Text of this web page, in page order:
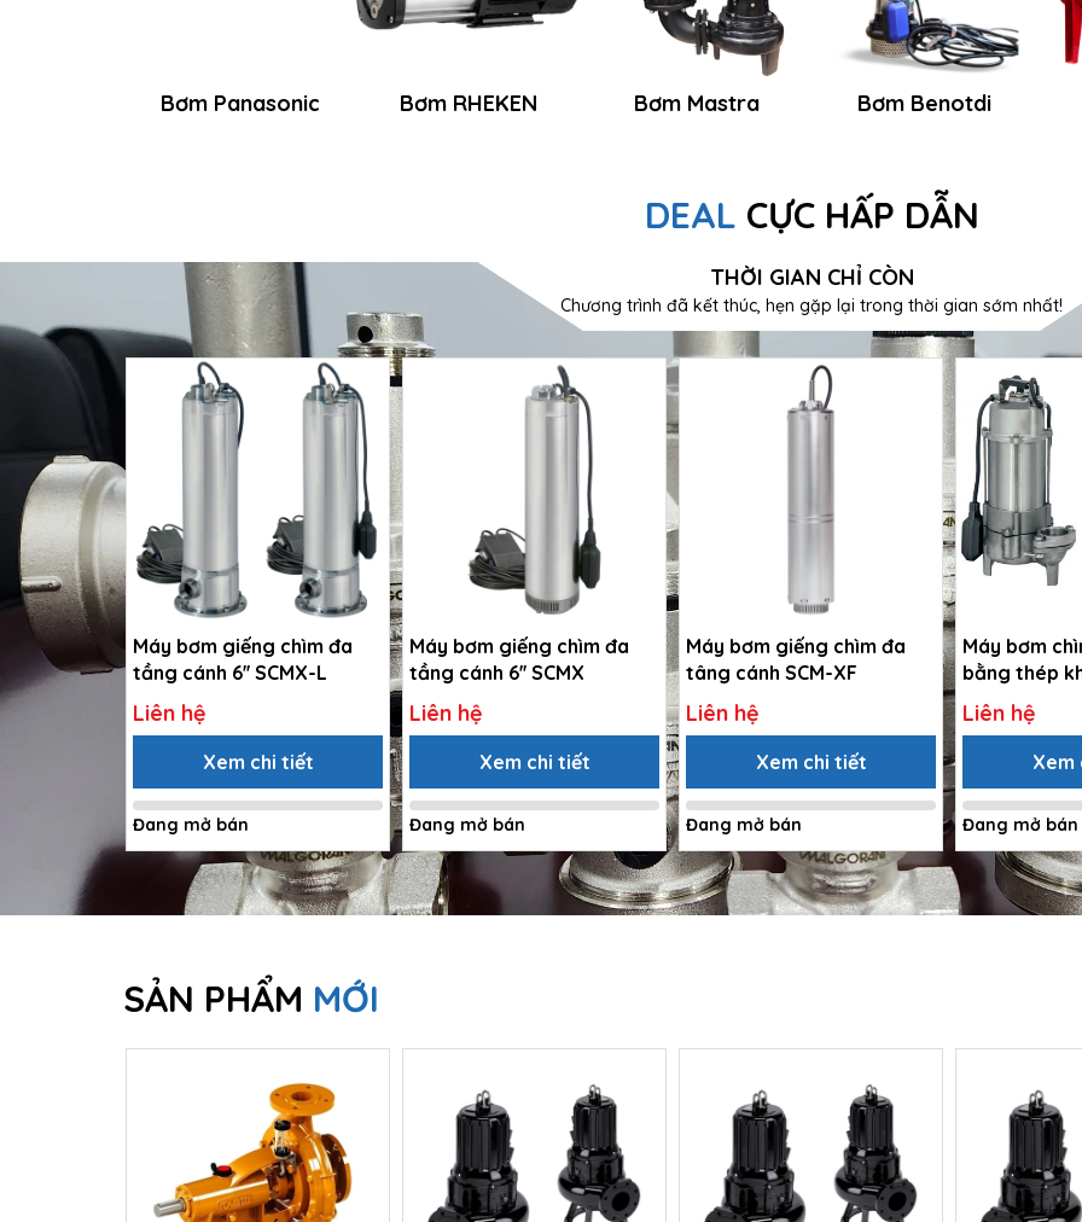
Bơm Panasonic Bơm RHEKEN Bơm Mastra Bơm Benotdi
DEAL CỰC HẤP DẪN
THỜI GIAN CHỈ CÒN
Chương trình đã kết thúc, hẹn gặp lại trong thời gian sớm nhất!
Máy bơm giếng chìm đa
tầng cánh 6'' SCMX-L
Liên hệ
Xem chi tiết
Đang mở bán
Máy bơm giếng chìm đa
tầng cánh 6'' SCMX
Liên hệ
Xem chi tiết
Đang mở bán
Máy bơm giếng chìm đa
tâng cánh SCM-XF
Liên hệ
Xem chi tiết
Đang mở bán
Máy bơm
bằng thép
316
Liên hệ
Xem
Đang mở bán
SẢN PHẨM MỚI